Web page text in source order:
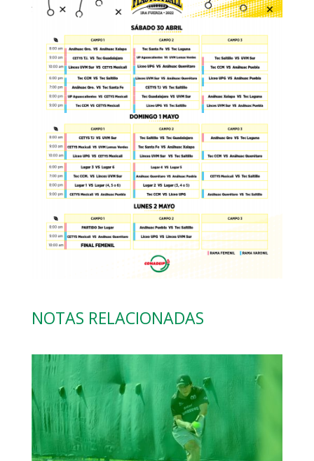
NOTAS RELACIONADAS